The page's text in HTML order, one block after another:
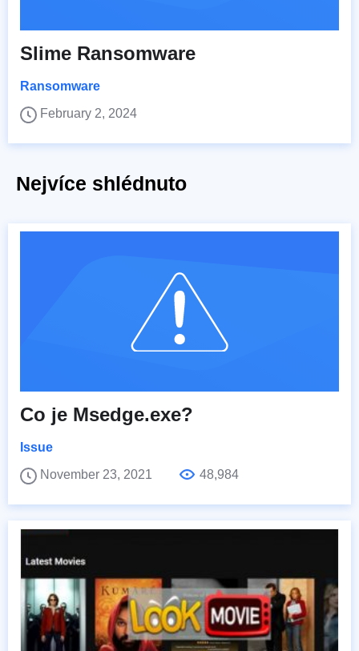
Slime Ransomware
Ransomware
February 2, 2024
Nejvíce shlédnuto
Co je Msedge.exe?
Issue
November 23, 2021
48,984